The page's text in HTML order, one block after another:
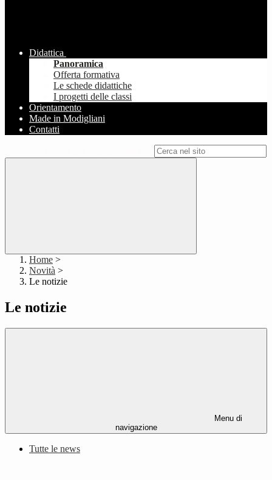
Didattica
Panoramica
Offerta formativa
Le schede didattiche
I progetti delle classi
Orientamento
Made in Modigliani
Contatti
Home >
Novità >
Le notizie
Le notizie
Menu di
navigazione
Tutte le news